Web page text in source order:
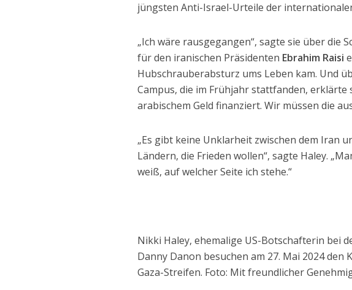
jüngsten Anti-Israel-Urteile der
„Ich wäre rausgegangen“, sagte sie über die
für den iranischen Präsidenten Ebrahim Raisi
Hubschrauberabsturz ums Leben kam. Und
Campus, die im Frühjahr stattfanden, erklärte
arabischem Geld finanziert. Wir müssen die
„Es gibt keine Unklarheit zwischen dem Iran
Ländern, die Frieden wollen“, sagte Haley.
weiß, auf welcher Seite ich stehe.“
Nikki Haley, ehemalige US-Botschafterin bei
Danny Danon besuchen am 27. Mai 2024
Gaza-Streifen. Foto: Mit freundlicher